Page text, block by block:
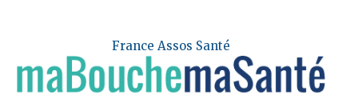
France Assos Santé